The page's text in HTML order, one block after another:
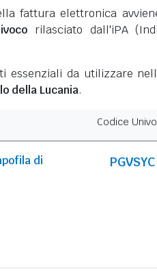
fattura elettronica
rilasciato dall'iPA
essenziali da utilizzare
della Lucania.
Codice
di
PGVSYC